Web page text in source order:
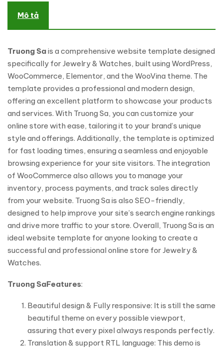
Mô tả
Truong Sais a comprehensive website template designed
specifically for Jewelry & Watches, built using WordPress,
WooCommerce, Elementor, and the WooVina theme. The
template provides a professional and modern design,
offering an excellent platform to showcase your products
and services. With Truong Sa, you can customize your
online store with ease, tailoring it to your brand’s unique
style and offerings. Additionally, the template is optimized
for fast loading times, ensuring a seamless and enjoyable
browsing experience for your site visitors. The integration
of WooCommerce also allows you to manage your
inventory, process payments, and track sales directly
from your website. Truong Sa is also SEO-friendly,
designed to help improve your site’s search engine rankings
and drive more traffic to your store. Overall, Truong Sa is an
ideal website template for anyone looking to create a
successful and professional online store for Jewelry &
Watches.
Truong SaFeatures:
Beautiful design & Fully responsive: It is still the same
beautiful theme on every possible viewport,
assuring that every pixel always responds perfectly.
Translation & support RTL language: This demo is